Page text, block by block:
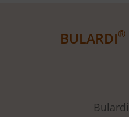
BULARDI®
Bulardi